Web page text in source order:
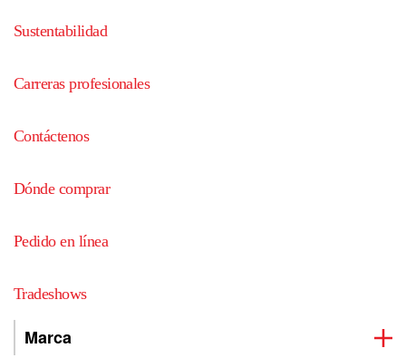
Sustentabilidad
Carreras profesionales
Contáctenos
Dónde comprar
Pedido en línea
Tradeshows
Marca